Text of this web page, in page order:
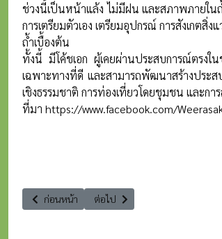
ช่วงนี้เป็นหน้าแล้ง ไม่มีฝน และสภาพภายใ
การเตรียมตัวเอง เตรียมอุปกรณ์ การสังเกตสิ่
ถ้ำเบื้องต้น
ทั้งนี้ มีโค้ชเอก ผู้เคยผ่านประสบการณ์ตรงใ
เฉพาะทางที่ดี และสามารถพัฒนาสร้างประ
เชิงธรรมชาติ การท่องเที่ยวโดยชุมชน และ
ที่มา https://www.facebook.com/
เนื้อหาก่อนหน้า: มอบหญ้าอาหารสัตว์พระราชทานบ
ก่อนหน้า เนื้อหาถัดไป: ร่วมมอบของขวัญใน
ต่อไป